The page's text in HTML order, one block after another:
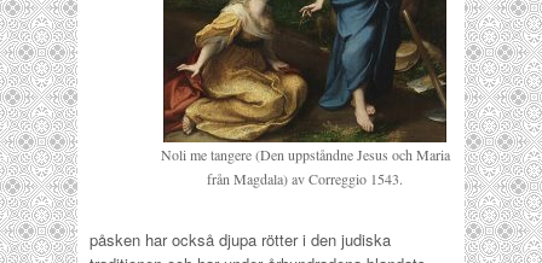
Noli me tangere (Den uppståndne Jesus och Maria
från Magdala) av Correggio 1543.
påsken har också djupa rötter i den judiska